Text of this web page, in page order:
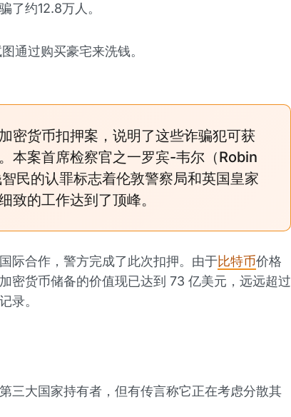
了约12.8万人。
通过购买豪宅来洗钱。
密货币扣押案，说明了这些诈骗犯可获
本案首席检察官之一罗宾-韦尔（Robin
民的认罪标志着伦敦警察局和英国皇家
致的工作达到了顶峰。
际合作，警方完成了此次扣押。由于比特币价格
密货币储备的价值现已达到 73 亿美元，远远超过
录。
三大国家持有者，但有传言称它正在考虑分散其